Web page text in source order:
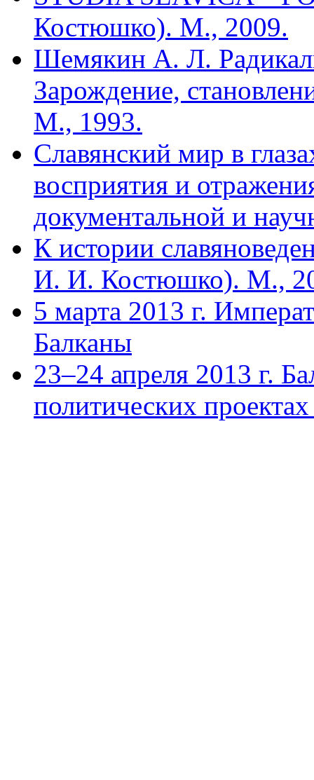
Костюшко). М., 2009.
Шемякин А. Л.
Зарождение,
М., 1993.
Славянский мир в
восприятия и
документальной и
К истории
И. И. Костюшко). М.,
5 марта 2013 г.
Балканы
23–24 апреля 2013 г.
политических